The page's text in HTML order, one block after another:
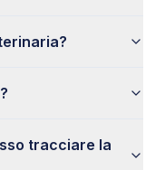
tracciare la